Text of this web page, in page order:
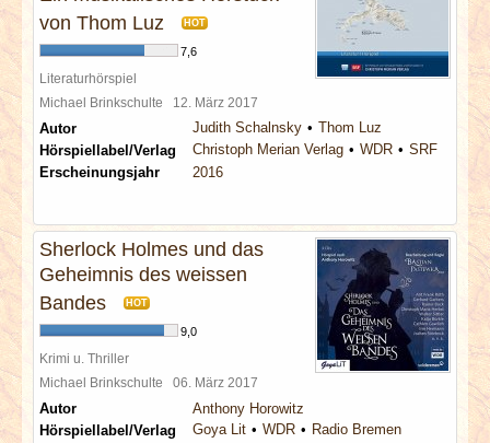
von Thom Luz
HOT
7,6
Literaturhörspiel
Michael Brinkschulte 12. März 2017
Autor Judith Schalnsky
Thom Luz
Hörspiellabel/Verlag
Christoph Merian Verlag WDR
SRF
Erscheinungsjahr
2016
Sherlock Holmes und das
Geheimnis des weissen
Bandes
HOT
9,0
Krimi u. Thriller
Michael Brinkschulte 06. März 2017
Autor
Anthony Horowitz
Hörspiellabel/Verlag
Goya Lit WDR
Radio Bremen